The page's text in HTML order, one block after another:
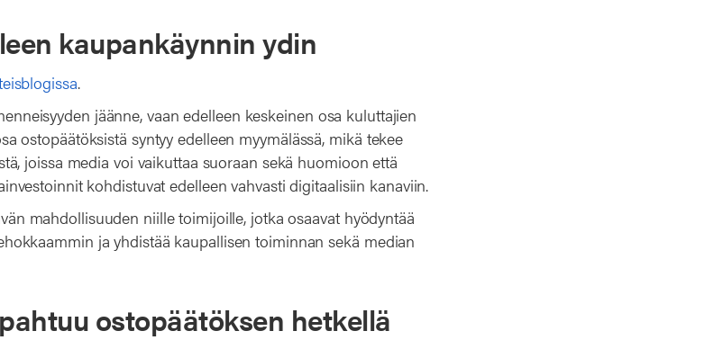
kaupankäynnin ydin
.
jäänne, vaan edelleen keskeinen osa kuluttajien
ostopäätöksistä syntyy edelleen myymälässä, mikä tekee
joissa media voi vaikuttaa suoraan sekä huomioon että
kohdistuvat edelleen vahvasti digitaalisiin kanaviin.
mahdollisuuden niille toimijoille, jotka osaavat hyödyntää
ja yhdistää kaupallisen toiminnan sekä median
ostopäätöksen hetkellä